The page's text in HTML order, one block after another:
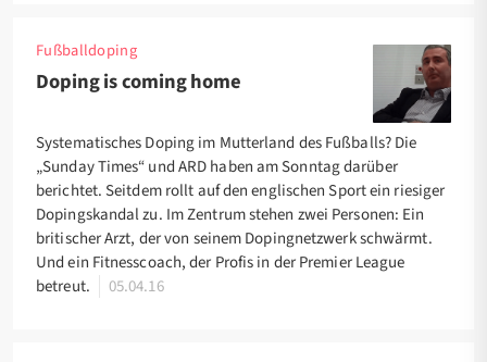
Fußballdoping
Doping is coming home
Systematisches Doping im Mutterland des Fußballs? Die
„Sunday Times“ und ARD haben am Sonntag darüber
berichtet. Seitdem rollt auf den englischen Sport ein riesiger
Dopingskandal zu. Im Zentrum stehen zwei Personen: Ein
britischer Arzt, der von seinem Dopingnetzwerk schwärmt.
Und ein Fitnesscoach, der Profis in der Premier League
betreut.
05.04.16